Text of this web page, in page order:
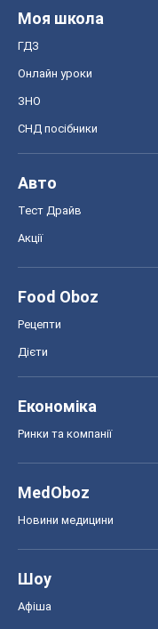
Моя школа
ГДЗ
Онлайн уроки
ЗНО
СНД посібники
Авто
Тест Драйв
Акції
Food Oboz
Рецепти
Дієти
Економіка
Ринки та компанії
MedOboz
Новини медицини
Шоу
Афіша